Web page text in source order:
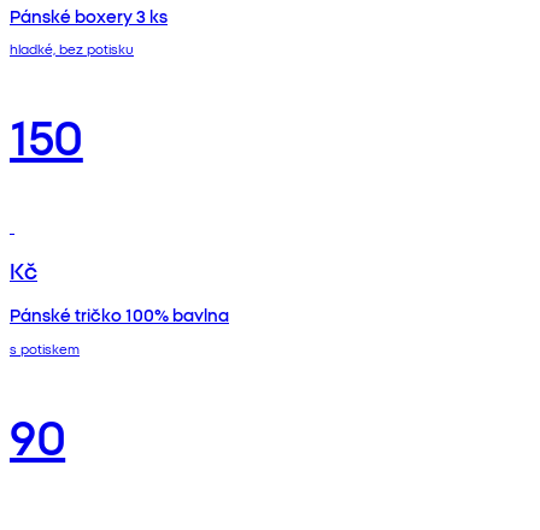
Pánské boxery 3 ks
hladké, bez potisku
150
Kč
Pánské tričko 100% bavlna
s potiskem
90